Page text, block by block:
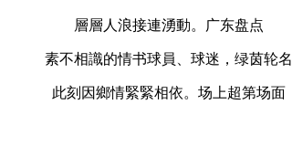
層層人浪接連湧動。广东盘点
素不相識的情书球員、球迷，绿茵轮名
此刻因鄉情緊緊相依。场上超第场面